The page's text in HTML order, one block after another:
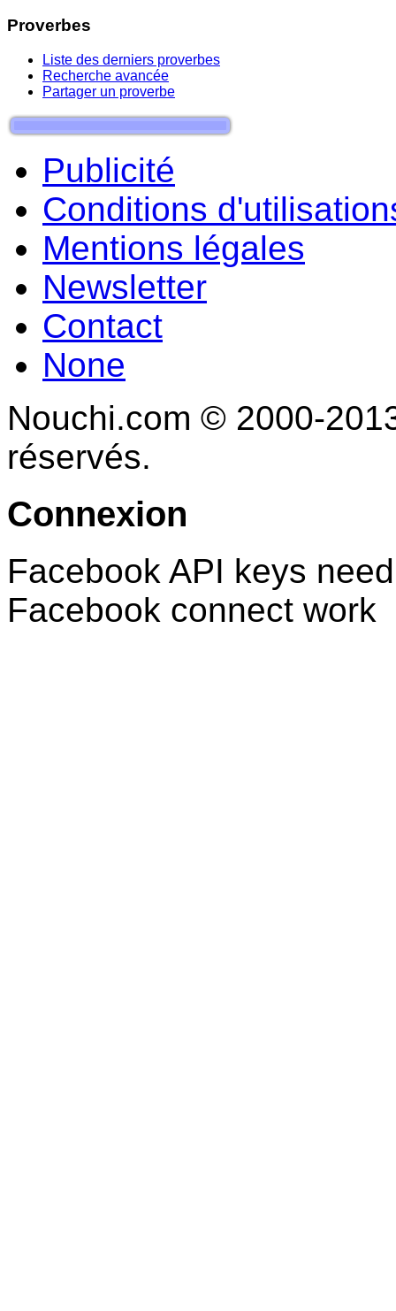
Proverbes
Liste des derniers proverbes
Recherche avancée
Partager un proverbe
Publicité
Conditions
Mentions légales
Newsletter
Contact
None
Nouchi.com © 2000-
réservés.
Connexion
Facebook API keys
Facebook connect work